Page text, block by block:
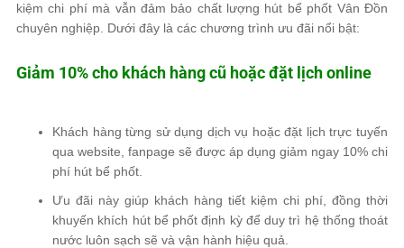
kiệm chi phí mà vẫn đảm bảo chất lượng hút bể phốt Vân Đồn
chuyên nghiệp. Dưới đây là các chương trình ưu đãi nổi bật:
Giảm 10% cho khách hàng cũ hoặc đặt lịch online
Khách hàng từng sử dụng dịch vụ hoặc đặt lịch trực tuyến
qua website, fanpage sẽ được áp dụng giảm ngay 10% chi
phí hút bể phốt.
Ưu đãi này giúp khách hàng tiết kiệm chi phí, đồng thời
khuyến khích hút bể phốt định kỳ để duy trì hệ thống thoát
nước luôn sạch sẽ và vận hành hiệu quả.